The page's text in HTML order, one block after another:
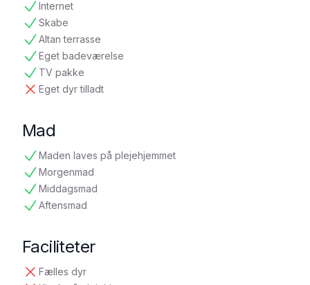
Internet
tilgængelig
Skabe
tilgængelig
Altan terrasse
tilgængelig
Eget badeværelse
tilgængelig
TV pakke
tilgængelig
Eget dyr tilladt
ikke tilgængelig
Mad
Maden laves på plejehjemmet
tilgængelig
Morgenmad
tilgængelig
Middagsmad
tilgængelig
Aftensmad
tilgængelig
Faciliteter
Fælles dyr
ikke tilgængelig